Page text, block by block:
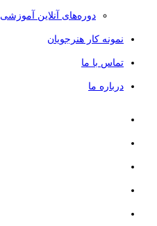
دوره‌های آنلاین آموزشی
نمونه کار هنرجویان
تماس با ما
درباره ما